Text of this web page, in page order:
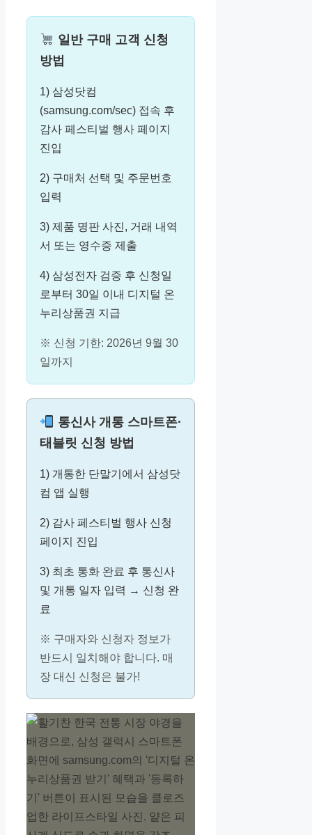
일반 구매 고객 신청
방법
1) 삼성닷컴
(samsung.com/sec) 접속 후
감사 페스티벌 행사 페이지
진입
2) 구매처 선택 및 주문번호
입력
3) 제품 명판 사진, 거래 내역
서 또는 영수증 제출
4) 삼성전자 검증 후 신청일
로부터 30일 이내 디지털 온
누리상품권 지급
※ 신청 기한: 2026년 9월 30
일까지
통신사 개통 스마트폰·
태블릿 신청 방법
1) 개통한 단말기에서 삼성닷
컴 앱 실행
2) 감사 페스티벌 행사 신청
페이지 진입
3) 최초 통화 완료 후 통신사
및 개통 일자 입력 → 신청 완
료
※ 구매자와 신청자 정보가
반드시 일치해야 합니다. 매
장 대신 신청은 불가!